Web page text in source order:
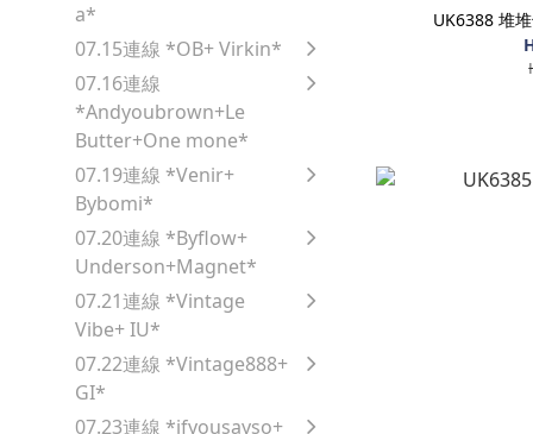
a*
07.15連線 *OB+ Virkin*
07.16連線
*Andyoubrown+Le
Butter+One mone*
07.19連線 *Venir+
Bybomi*
07.20連線 *Byflow+
Underson+Magnet*
07.21連線 *Vintage
Vibe+ IU*
07.22連線 *Vintage888+
GI*
07.23連線 *ifyousayso+
UK6388 堆